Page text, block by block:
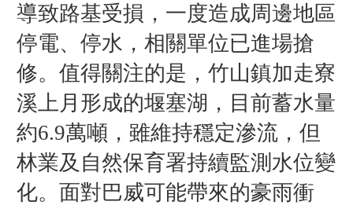
導致路基受損，一度造成周邊地區
停電、停水，相關單位已進場搶
修。值得關注的是，竹山鎮加走寮
溪上月形成的堰塞湖，目前蓄水量
約6.9萬噸，雖維持穩定滲流，但
林業及自然保育署持續監測水位變
化。面對巴威可能帶來的豪雨衝